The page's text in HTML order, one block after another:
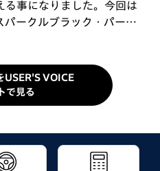
ニバンも色々ありますが1
リッドで、走りがとても
をステップワゴンで過ごし
、そろそろ小さい車にしよ
る事になりました。今回は
パークルブラック・パール
USER'S VOICE
で見る